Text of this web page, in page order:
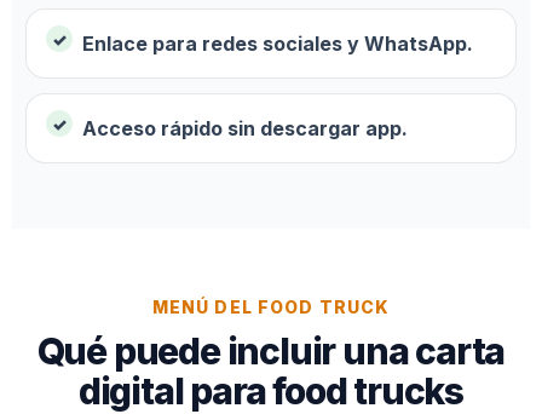
Enlace para redes sociales y WhatsApp.
Acceso rápido sin descargar app.
MENÚ DEL FOOD TRUCK
Qué puede incluir una carta
digital para food trucks